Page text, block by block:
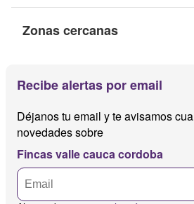
Zonas cercanas
Recibe alertas por email
Déjanos tu email y te avisamos
novedades sobre
Fincas valle cauca cordoba